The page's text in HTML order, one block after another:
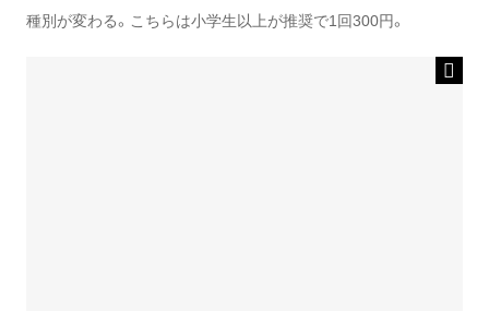
種別が変わる。こちらは小学生以上が推奨で1回300円。